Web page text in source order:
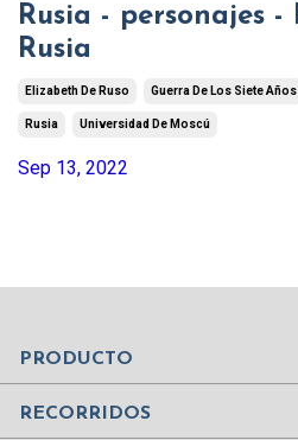
Rusia - personajes
Rusia
Elizabeth De Ruso Guerra De Los Siete Años
Rusia Universidad De Moscú
Sep 13, 2022
PRODUCTO
Iniciar sesión
Comprar suscripción
Contenidos
RECORRIDOS
Mundo Islámico
Civilizaciones de la Antigüedad
Ciudades del Mundo